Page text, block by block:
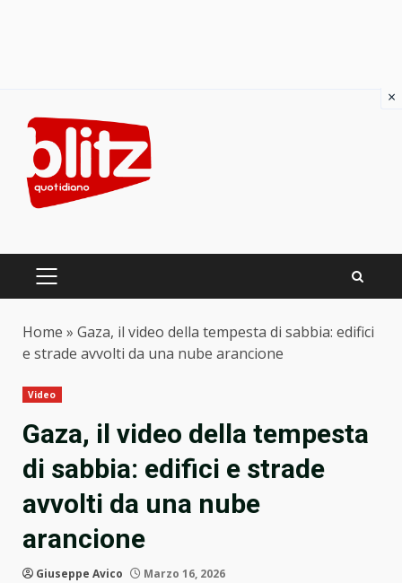
content
PRIMARY
Home » Gaza, il video della tempesta di sabbia: edifici
e strade avvolti da una nube arancione
Video
Gaza, il video della tempesta
di sabbia: edifici e strade
avvolti da una nube
arancione
Giuseppe Avico Marzo 16, 2026
×